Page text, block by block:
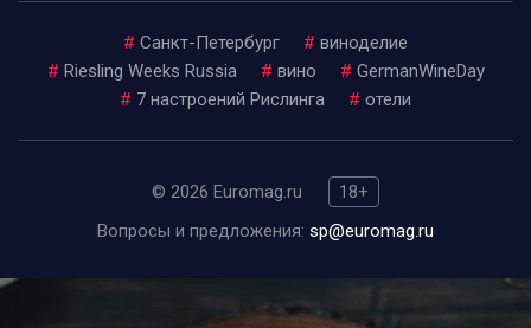
# Санкт-Петербург # виноделие
# Riesling Weeks Russia # вино # GermanWineDay
# 7 настроений Рислинга # отели
© 2026 Euromag.ru
18+
Вопросы и предложения: sp@euromag.ru